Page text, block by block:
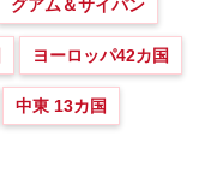
グアム＆サイパン
ヨーロッパ42カ国
中東 13カ国